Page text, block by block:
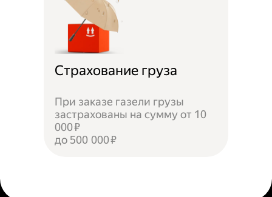
Страхование груза
При заказе газели грузы
застрахованы на сумму от 10
000 ₽
до 500 000 ₽